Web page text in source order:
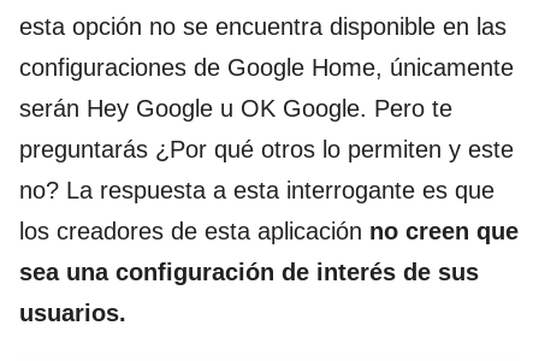
esta opción no se encuentra disponible en las
configuraciones de Google Home, únicamente
serán Hey Google u OK Google. Pero te
preguntarás ¿Por qué otros lo permiten y este
no? La respuesta a esta interrogante es que
los creadores de esta aplicación no creen que
sea una configuración de interés de sus
usuarios.